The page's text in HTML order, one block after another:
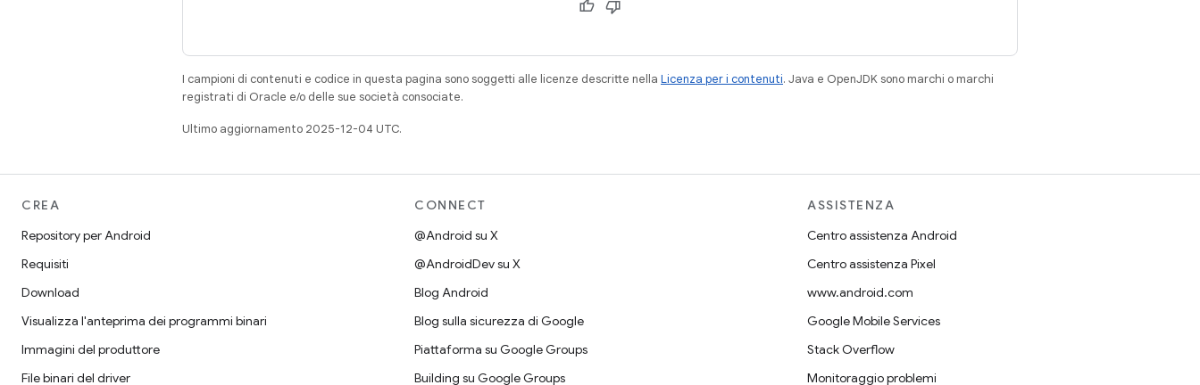
I campioni di contenuti e codice in questa pagina sono soggetti alle licenze descritte nella Licenza per i contenuti. Java e OpenJDK sono marchi o marchi
registrati di Oracle e/o delle sue società consociate.
Ultimo aggiornamento 2025-12-04 UTC.
CREA
Repository per Android
Requisiti
Download
Visualizza l'anteprima dei programmi binari
Immagini del produttore
File binari del driver
CONNECT
@Android su X
@AndroidDev su X
Blog Android
Blog sulla sicurezza di Google
Piattaforma su Google Groups
Building su Google Groups
ASSISTENZA
Centro assistenza Android
Centro assistenza Pixel
www.android.com
Google Mobile Services
Stack Overflow
Monitoraggio problemi